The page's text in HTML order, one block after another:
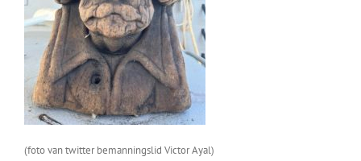
(foto van twitter bemanningslid Victor Ayal)